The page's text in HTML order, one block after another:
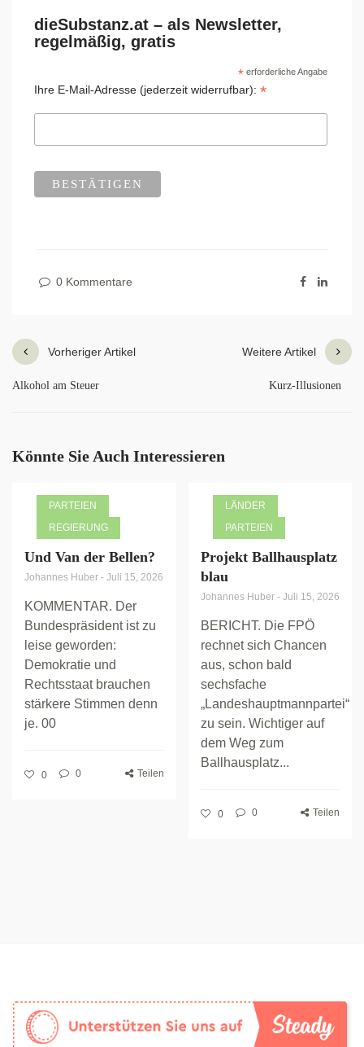
dieSubstanz.at – als Newsletter,
regelmäßig, gratis
*erforderliche Angabe
Ihre E-Mail-Adresse (jederzeit widerrufbar): *
0 Kommentare
Vorheriger Artikel
Alkohol am Steuer
Weitere Artikel
Kurz-Illusionen
Könnte Sie Auch Interessieren
PARTEIEN
REGIERUNG
Und Van der Bellen?
Johannes Huber - Juli 15, 2026
KOMMENTAR. Der
Bundespräsident ist zu
leise geworden:
Demokratie und
Rechtsstaat brauchen
stärkere Stimmen denn
je. 00
0 0 Teilen
LÄNDER
PARTEIEN
Projekt Ballhausplatz
blau
Johannes Huber - Juli 15, 2026
BERICHT. Die FPÖ
rechnet sich Chancen
aus, schon bald
sechsfache
„Landeshauptmannpartei“
zu sein. Wichtiger auf
dem Weg zum
Ballhausplatz...
0 0 Teilen